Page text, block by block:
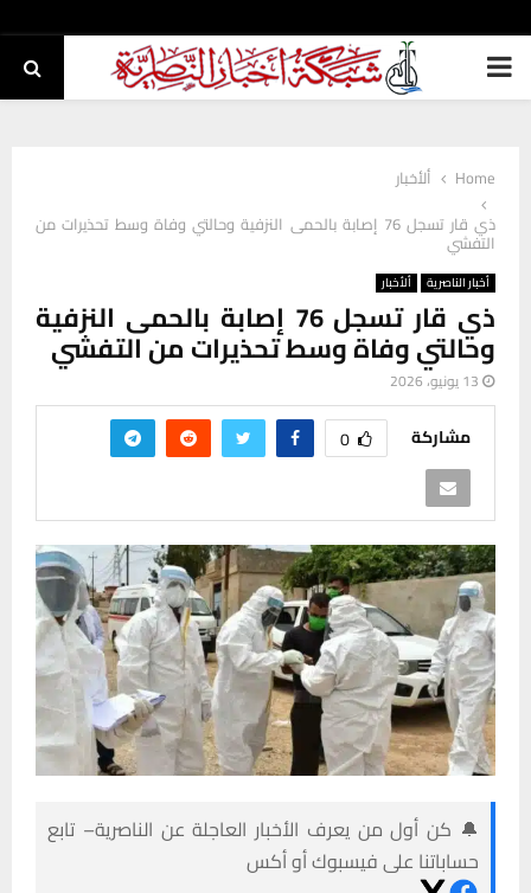
PRIMARY
Home
ألأخبار
ذي قار تسجل 76 إصابة بالحمى النزفية وحالتي وفاة وسط تحذيرات من
التفشي
أخبار الناصرية ألأخبار
ذي قار تسجل 76 إصابة بالحمى النزفية
وحالتي وفاة وسط تحذيرات من التفشي
13 يونيو، 2026
مشاركة 0
🔔 كن أول من يعرف الأخبار العاجلة عن الناصرية– تابع
حساباتنا على فيسبوك أو أكس